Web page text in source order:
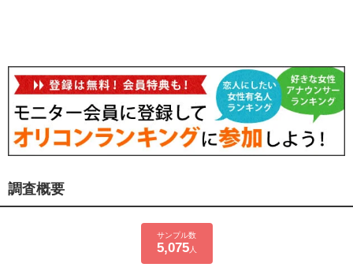
調査概要
サンプル数
5,075人